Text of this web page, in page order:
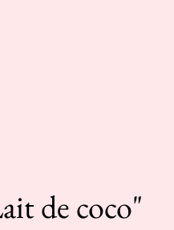
de coco"